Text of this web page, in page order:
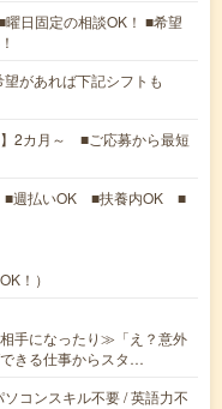
日固定の相談OK！ ■希望
があれば下記シフトも
】2カ月～ ■ご応募から最短
■週払いOK ■扶養内OK ■
！）
手になったり≫「え？意外
きる仕事からスタ…
コンスキル不要 / 英語力不